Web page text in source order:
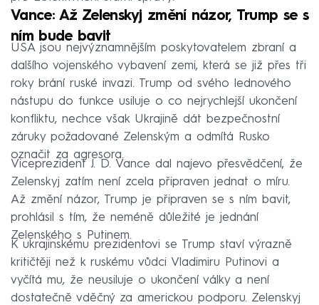
Vance: Až Zelenskyj změní názor, Trump se s
ním bude bavit
USA jsou nejvýznamnějším poskytovatelem zbraní a
dalšího vojenského vybavení zemi, která se již přes tři
roky brání ruské invazi. Trump od svého lednového
nástupu do funkce usiluje o co nejrychlejší ukončení
konfliktu, nechce však Ukrajině dát bezpečnostní
záruky požadované Zelenským a odmítá Rusko
označit za agresora.
Viceprezident J. D. Vance dal najevo přesvědčení, že
Zelenskyj zatím není zcela připraven jednat o míru.
Až změní názor, Trump je připraven se s ním bavit,
prohlásil s tím, že neméně důležité je jednání
Zelenského s Putinem.
K ukrajinskému prezidentovi se Trump staví výrazně
kritičtěji než k ruskému vůdci Vladimiru Putinovi a
vyčítá mu, že neusiluje o ukončení války a není
dostatečně vděčný za americkou podporu. Zelenskyj